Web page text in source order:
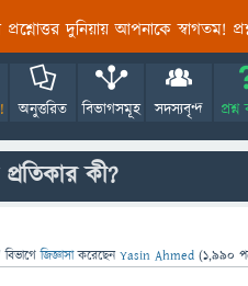
প্রশ্নোত্তর দুনিয়ায় আপনাকে স্বাগতম!
অনুত্তরিত বিভাগসমূহ সদস্যবৃন্দ
কী?
জিজ্ঞাসাকরেছেনYasin Ahmed (1,990